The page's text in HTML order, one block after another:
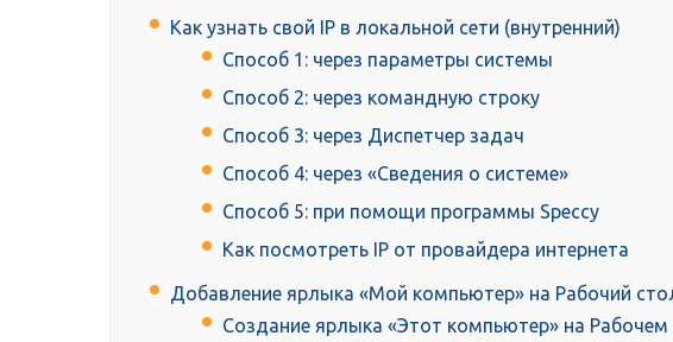
Как узнать свой IP в локальной сети (внутренний)
Способ 1: через параметры системы
Способ 2: через командную строку
Способ 3: через Диспетчер задач
Способ 4: через «Сведения о системе»
Способ 5: при помощи программы Speccy
Как посмотреть IP от провайдера интернета
Добавление ярлыка «Мой компьютер» на Рабочий
Создание ярлыка «Этот компьютер» на Рабочем